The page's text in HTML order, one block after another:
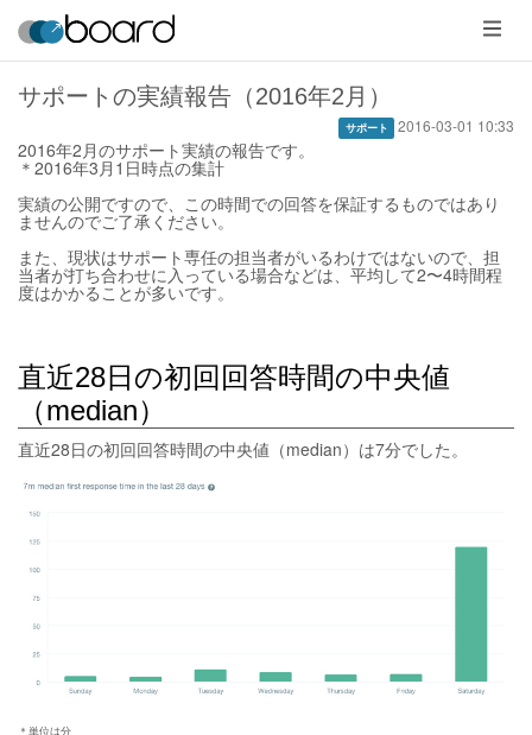
メ
ニ
ュ
ー
サポートの実績報告（2016年2月）
サポート 2016-03-01 10:33
2016年2月のサポート実績の報告です。
＊2016年3月1日時点の集計
実績の公開ですので、この時間での回答を保証するものではあり
ませんのでご了承ください。
また、現状はサポート専任の担当者がいるわけではないので、担
当者が打ち合わせに入っている場合などは、平均して2〜4時間程
度はかかることが多いです。
直近28日の初回回答時間の中央値
（median）
直近28日の初回回答時間の中央値（median）は7分でした。
＊単位は分